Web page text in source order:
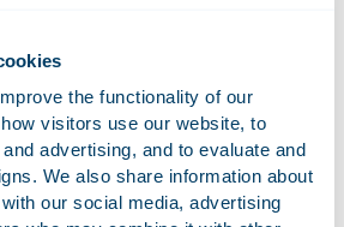
the functionality of our
visitors use our website, to
advertising, and to evaluate and
We also share information about
our social media, advertising
van marktverstoring in de
zoals het openstellen van
of het eisen van meer transparantie
zullen sneller gebruikt worden.
indieners voor een beperking van
een oorzaak zouden zijn voor